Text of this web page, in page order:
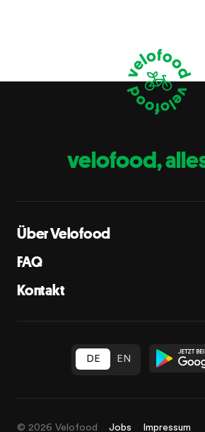
C Eier
Paranüsse, Pistazien, Macadamianüsse
in Konzentration von mehr als 10 mg/kg
insgesamt vorhandenes Schwefeldioxid
velofood,
Über Velofood
FAQ
Kontakt
© 2026 Velofood Jobs Impressum